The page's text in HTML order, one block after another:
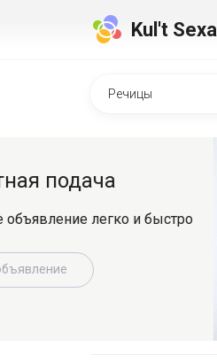
Kul't Sexa